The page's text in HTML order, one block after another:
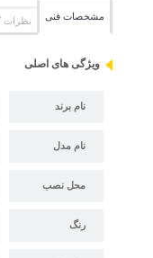
مشخصات فنی نظرات
ویژگی های اصلی
نام برند
نام مدل
محل نصب
رنگ